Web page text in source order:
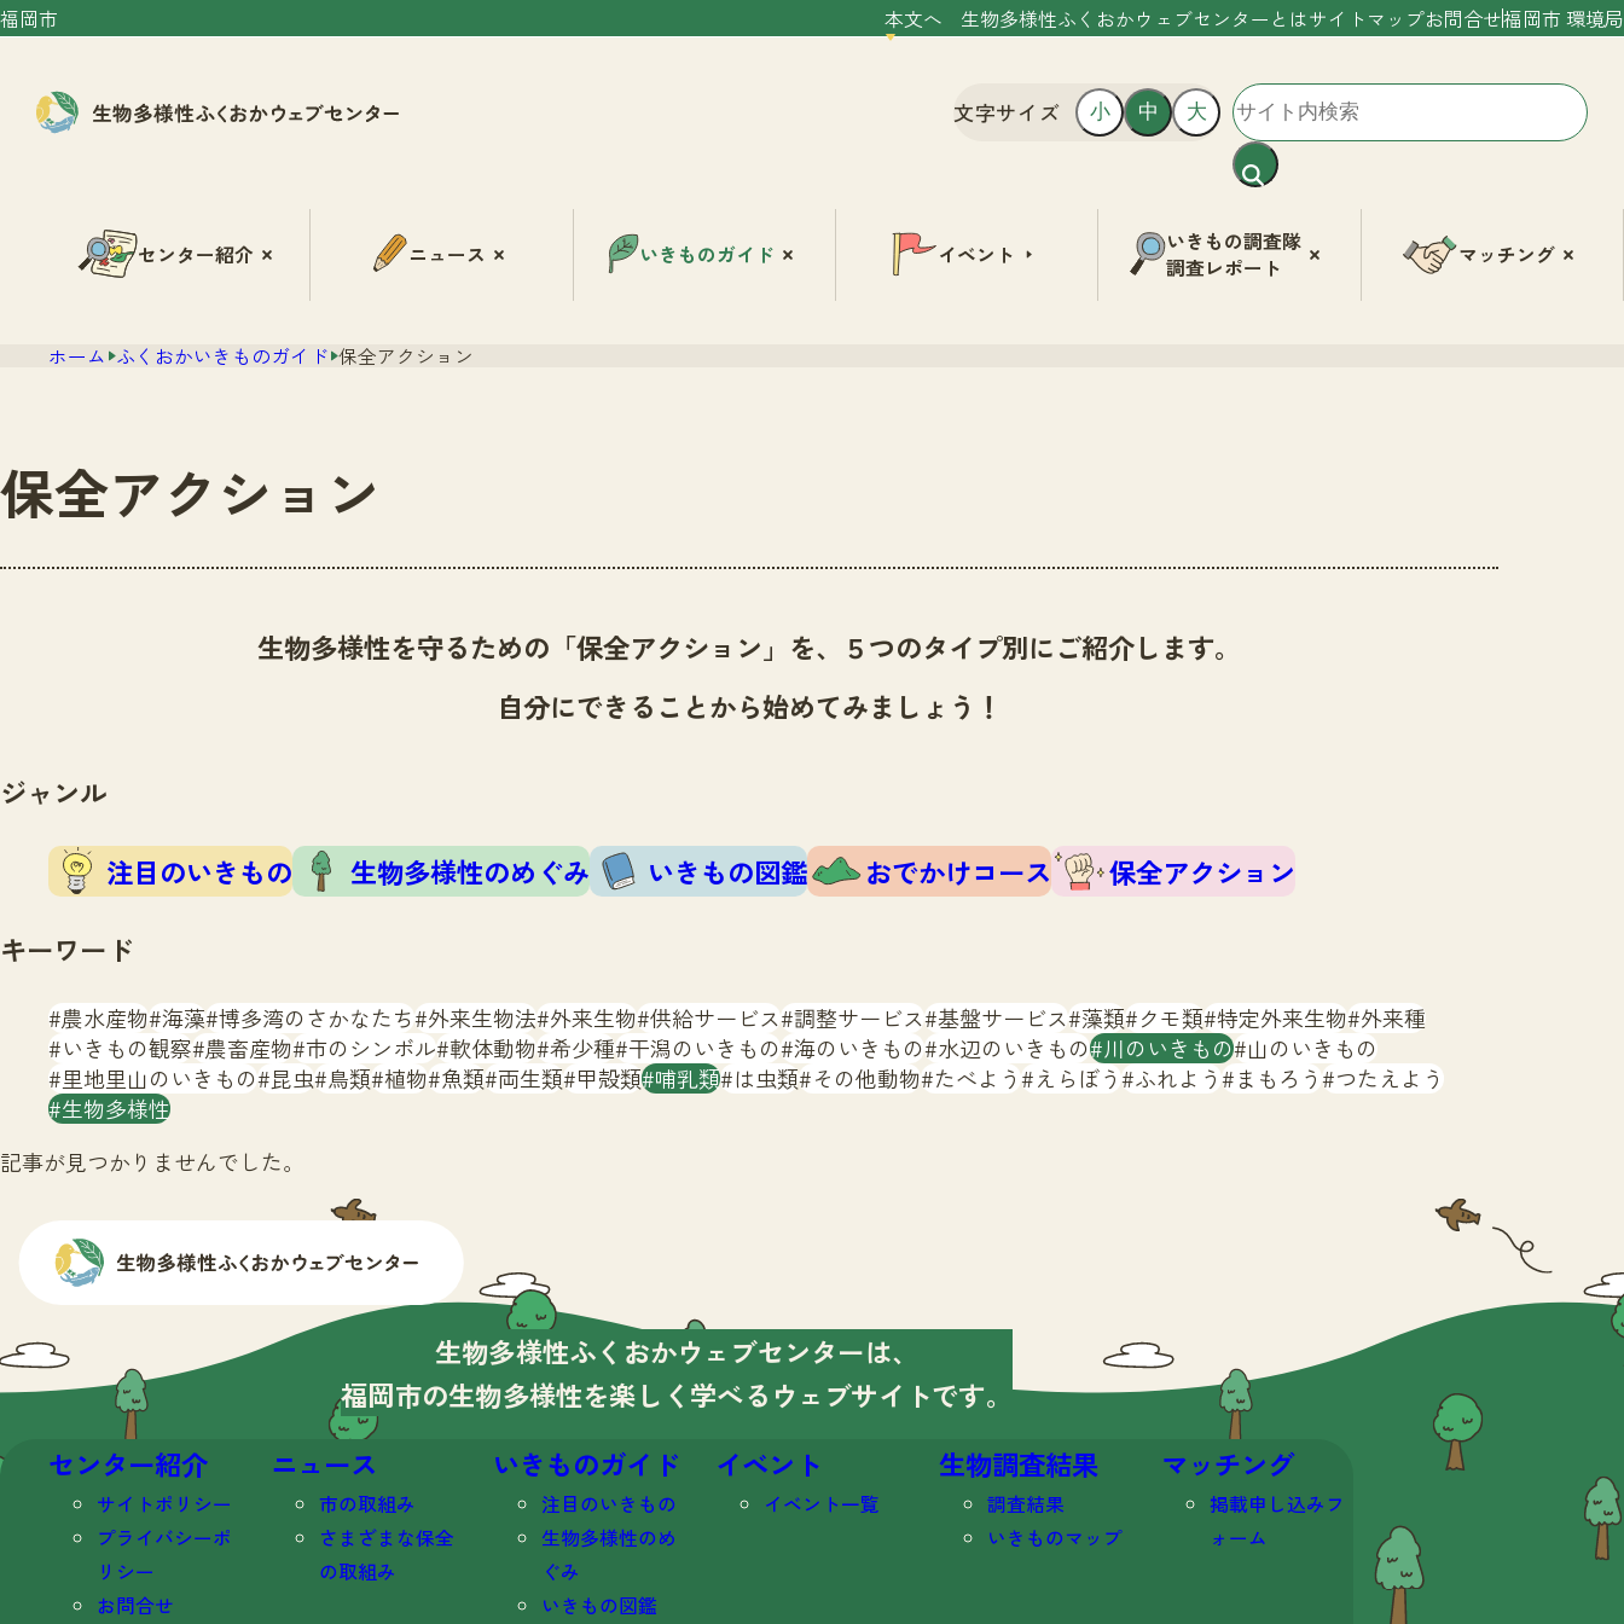
福岡市 本文へ 生物多様性ふくおかウェブセンターとはサイトマップお問合せ福岡市 環境局
文字サイズ 小 中 大
センター紹介 ニュース いきものガイド イベント
いきもの調査隊
調査レポート
マッチング
ホーム ふくおかいきものガイド 保全アクション
保全アクション
生物多様性を守るための「保全アクション」を、５つのタイプ別にご紹介します。
自分にできることから始めてみましょう！
ジャンル
注目のいきもの 生物多様性のめぐみ いきもの図鑑 おでかけコース
保全アクション
キーワード
農水産物 海藻 博多湾のさかなたち 外来生物法 外来生物 供給サービス 調整サービス 基盤サービス 藻類 クモ類 特定外来生物 外来種
いきもの観察 農畜産物 市のシンボル 軟体動物 希少種 干潟のいきもの 海のいきもの 水辺のいきもの 川のいきもの 山のいきもの
里地里山のいきもの 昆虫 鳥類 植物 魚類 両生類 甲殻類 哺乳類 は虫類 その他動物 たべよう えらぼう ふれよう まもろう つたえよう
生物多様性
記事が見つかりませんでした。
生物多様性ふくおかウェブセンターは、
福岡市の生物多様性を楽しく学べる ウェブサイトです。
センター紹介
サイトポリシー
プライバシーポ
リシー
お問合せ
ニュース
市の取組み
さまざまな保全
の取組み
いきものガイド
注目のいきもの
生物多様性のめ
ぐみ
いきもの図鑑
イベント
イベント一覧
生物調査結果
調査結果
いきものマップ
マッチング
掲載申し込みフ
ォーム